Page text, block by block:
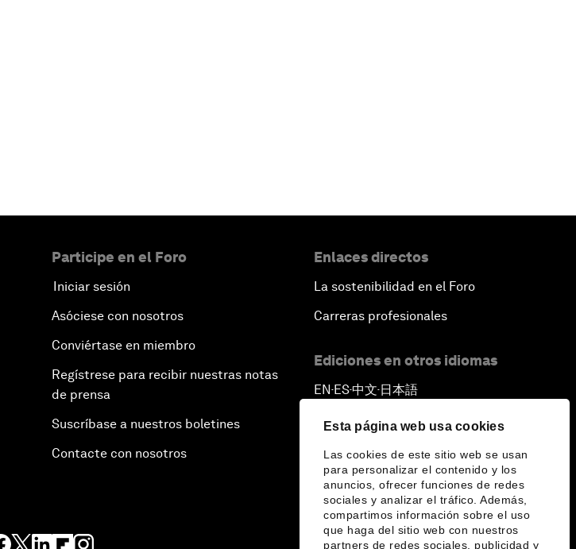
Esta página web usa cookies
Las cookies de este sitio web se usan
para personalizar el contenido y los
anuncios, ofrecer funciones de redes
sociales y analizar el tráfico. Además,
compartimos información sobre el uso
que haga del sitio web con nuestros
partners de redes sociales, publicidad y
Participe en el Foro
Iniciar sesión
Asóciese con nosotros
Conviértase en miembro
Regístrese para recibir nuestras notas
de prensa
Suscríbase a nuestros boletines
Contacte con nosotros
Enlaces directos
La sostenibilidad en el Foro
Carreras profesionales
Ediciones en otros idiomas
EN ▪ ES▪中文▪ 日本語